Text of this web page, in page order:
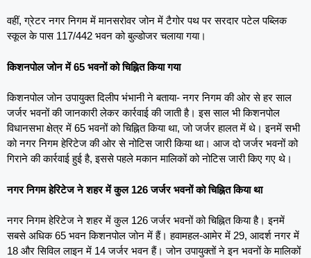
वहीं, ग्रेटर नगर निगम में मानसरोवर जोन में टैगोर पथ पर सरदार पटेल पब्लिक
स्कूल के पास 117/442 भवन को बुल्डोजर चलाया गया।
किशनपोल जोन में 65 भवनों को चिह्नित किया गया
किशनपोल जोन उपायुक्त दिलीप भंभानी ने बताया- नगर निगम की ओर से हर साल
जर्जर भवनों की जानकारी लेकर कार्रवाई की जाती है। इस साल भी किशनपोल
विधानसभा क्षेत्र में 65 भवनों को चिह्नित किया था, जो जर्जर हालत में थे। इनमें सभी
को नगर निगम हेरिटेज की ओर से नोटिस जारी किया था। आज दो जर्जर भवनों को
गिराने की कार्रवाई हुई है, इससे पहले मकान मालिकों को नोटिस जारी किए गए थे।
नगर निगम हेरिटेज ने शहर में कुल 126 जर्जर भवनों को चिह्नित किया था
नगर निगम हेरिटेज ने शहर में कुल 126 जर्जर भवनों को चिह्नित किया है। इनमें
सबसे अधिक 65 भवन किशनपोल जोन में हैं। हवामहल-आमेर में 29, आदर्श नगर में
18 और सिविल लाइन में 14 जर्जर भवन हैं। जोन उपायुक्तों ने इन भवनों के मालिकों